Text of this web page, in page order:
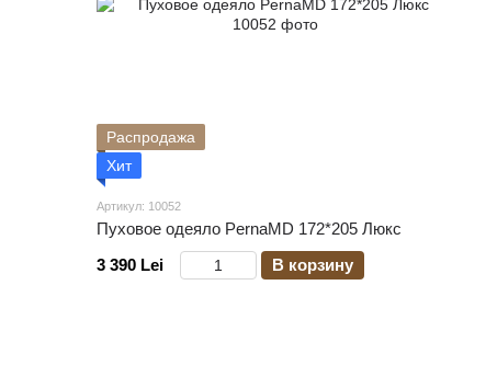
Распродажа
Хит
Артикул: 10052
Пуховое одеяло PernaMD 172*205 Люкс
3 390 Lei
В корзину